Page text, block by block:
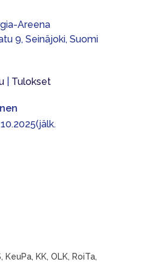
Areena
9, Seinäjoki, Suomi
Tulokset
KK, OLK, RoiTa,